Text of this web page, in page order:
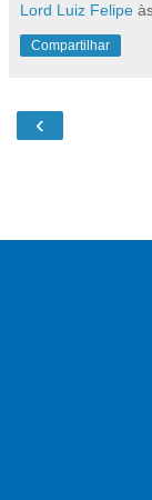
Lord Luiz Felipe
Compartilhar
‹